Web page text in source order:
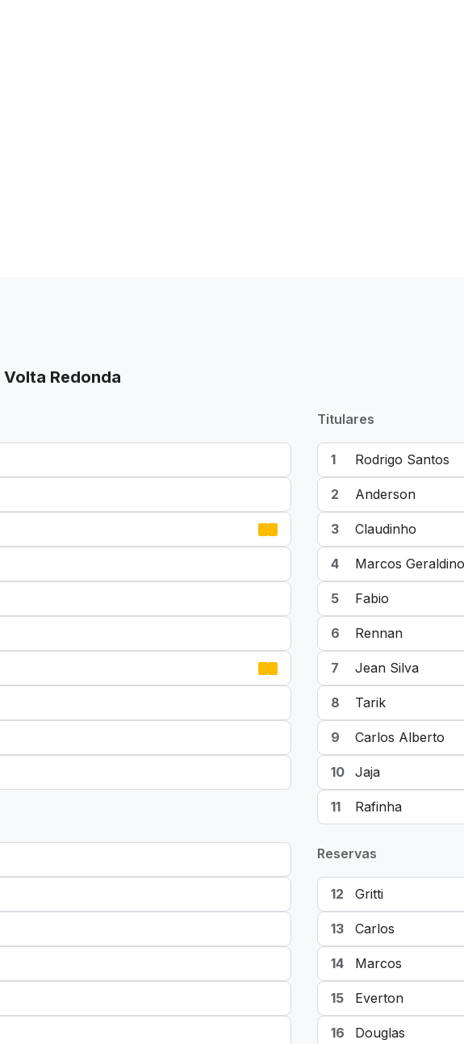
Volta Redonda
Titulares
1 Rodrigo Santos
2 Anderson
3 Claudinho
4 Marcos Geraldino
5 Fabio
6 Rennan
7 Jean Silva
8 Tarik
9 Carlos Alberto
10 Jaja
11 Rafinha
Reservas
12 Gritti
13 Carlos
14 Marcos
15 Everton
16 Douglas